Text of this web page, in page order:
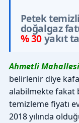
Petek
doğalgaz
% 30yakıt
Ahmetli
belirlenir diye
alabilmekte fakat
temizleme fiyatı
2018 yılında